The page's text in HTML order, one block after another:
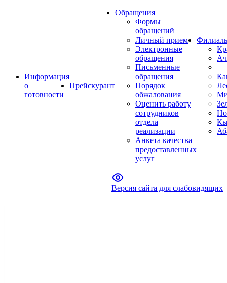
Информация
о
готовности
Прейскурант
Обращения
Формы
обращений
Личный прием
Электронные
обращения
Письменные
обращения
Порядок
обжалования
Оценить работу
сотрудников
отдела
реализации
Анкета качества
предоставленных
услуг
Версия сайта для слабовидящих